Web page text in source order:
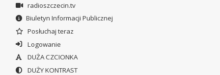
radioszczecin.tv
Biuletyn Informacji Publicznej
Posłuchaj teraz
Logowanie
DUŻA CZCIONKA
DUŻY KONTRAST